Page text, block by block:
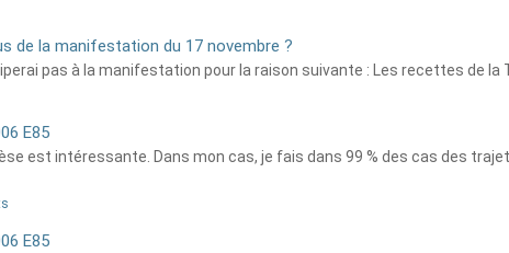
de la manifestation du 17 novembre ?
pas à la manifestation pour la raison suivante : Les recettes de la
E85
est intéressante. Dans mon cas, je fais dans 99 % des cas des
E85